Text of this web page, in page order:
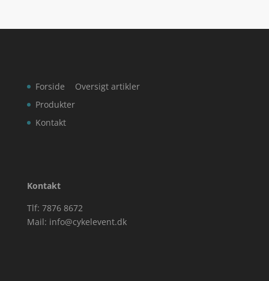
Forside
Produkter
Kontakt
Oversigt artikler
Kontakt
Tlf: 7876 8672
Mail: info@cykelevent.dk